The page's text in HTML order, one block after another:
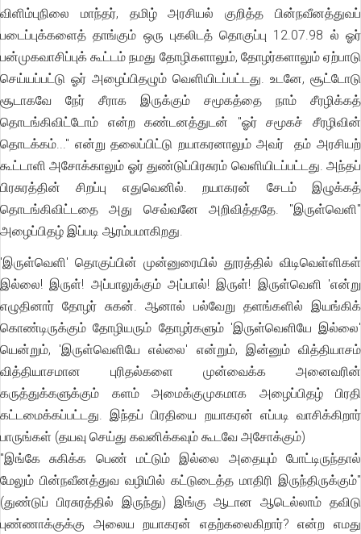
விளிம்புநிலை மாந்தர், தமிழ் அரசியல் குறித்த பின்நவீனத்துவப்
படைப்புக்களைத் தாங்கும் ஒரு புகலிடத் தொகுப்பு 12.07.98 ல் ஓர்
பன்முகவாசிப்புக் கூட்டம் நமது தோழிகளாலும், தோழர்களாலும் ஏற்பாடு
செய்யப்பட்டு ஓர் அழைப்பிதழும் வெளியிடப்பட்டது. உடனே, சூட்டோடு
சூடாகவே நேர் சீராக இருக்கும் சமூகத்தை நாம் சீரழிக்கத்
தொடங்கிவிட்டோம் என்ற கண்டனத்துடன் "ஓர் சமூகச் சீரழிவின்
தொடக்கம்..." என்று தலைப்பிட்டு றயாகரனாலும் அவர் தம் அரசியற்
கூட்டாளி அசோக்காலும் ஓர் துண்டுப்பிரசுரம் வெளியிடப்பட்டது. அந்தப்
பிரசுரத்தின் சிறப்பு எதுவெனில். றயாகரன் சேடம் இழுக்கத்
தொடங்கிவிட்டதை அது செவ்வனே அறிவித்ததே. "இருள்வெளி"
அழைப்பிதழ் இப்படி ஆரம்பமாகிறது.
'இருள்வெளி' தொகுப்பின் முன்னுரையில் தூரத்தில் விடிவெள்ளிகள்
இல்லை! இருள்! அப்பாலுக்கும் அப்பால்! இருள்! இருள்வெளி 'என்று
எழுதினார் தோழர் சுகன். ஆனால் பல்வேறு தளங்களில் இயங்கிக்
கொண்டிருக்கும் தோழியரும் தோழர்களும் 'இருள்வெளியே இல்லை'
யென்றும், 'இருள்வெளியே எல்லை' என்றும், இன்னும் வித்தியாசம்
வித்தியாசமான புரிதல்களை முன்வைக்க அனைவரின்
கருத்துக்களுக்கும் களம் அமைக்குமுகமாக அழைப்பிதழ் பிரதி
கட்டமைக்கப்பட்டது. இந்தப் பிரதியை றயாகரன் எப்படி வாசிக்கிறார்
பாருங்கள் (தயவு செய்து கவனிக்கவும் கூடவே அசோக்கும்)
"இங்கே சுகிக்க பெண் மட்டும் இல்லை அதையும் போட்டிருந்தால்
மேலும் பின்நவீனத்துவ வழியில் கட்டுடைத்த மாதிரி இருந்திருக்கும்"
(துண்டுப் பிரசுரத்தில் இருந்து) இங்கு ஆடான ஆடெல்லாம் தவிடு
புண்ணாக்குக்கு அலைய றயாகரன் எதற்கலைகிறார்? என்ற எமது